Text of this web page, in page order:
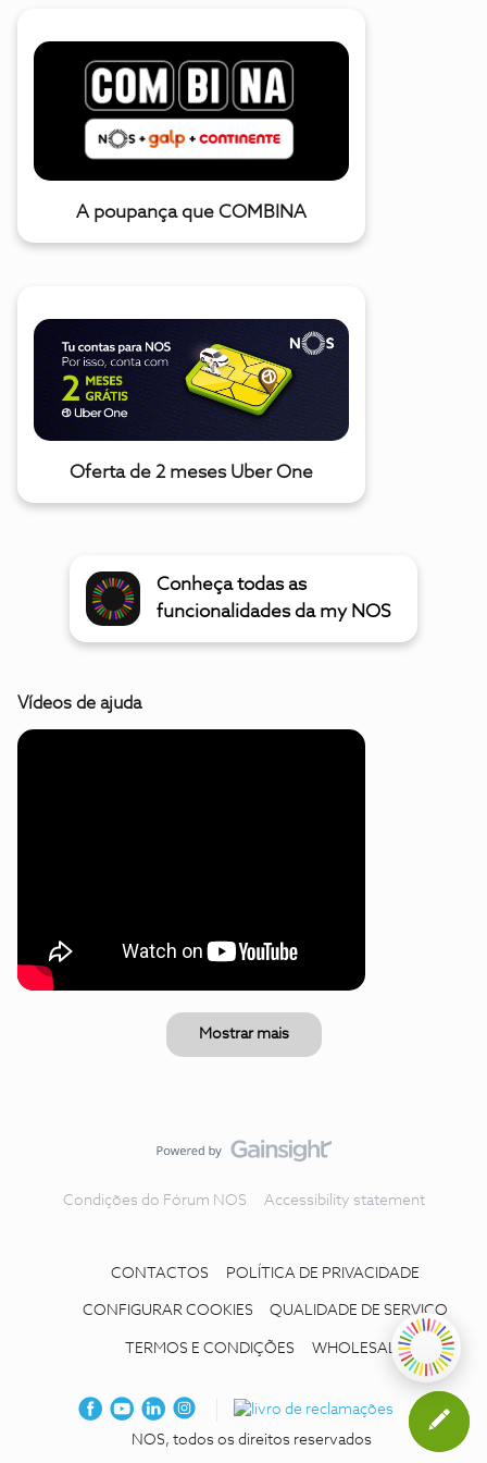
A poupança que COMBINA
Oferta de 2 meses Uber One
Conheça todas as
funcionalidades da my NOS
Vídeos de ajuda
Mostrar mais
Condições do Fórum NOS Accessibility statement
CONTACTOS POLÍTICA DE PRIVACIDADE
CONFIGURAR COOKIES QUALIDADE DE SERVIÇO
TERMOS E CONDIÇÕES WHOLESALE
NOS, todos os direitos reservados